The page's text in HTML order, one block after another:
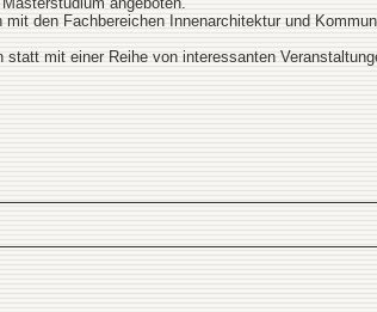
den Fachbereichen Innenarchitektur und
mit einer Reihe von interessanten